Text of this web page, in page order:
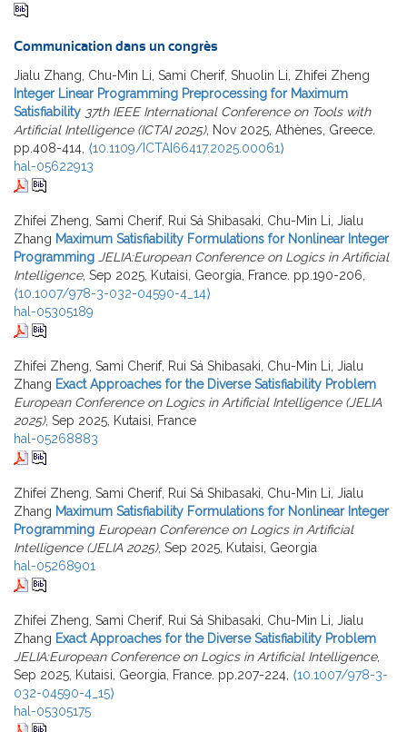
Communication dans un congrès
Jialu Zhang, Chu-Min Li, Sami Cherif, Shuolin Li, Zhifei Zheng
Integer Linear Programming Preprocessing for Maximum
Satisfiability 37th IEEE International Conference on Tools with
Artificial Intelligence (ICTAI 2025), Nov 2025, Athènes, Greece.
pp.408-414, ⟨10.1109/ICTAI66417.2025.00061⟩
hal-05622913
Zhifei Zheng, Sami Cherif, Rui Sá Shibasaki, Chu-Min Li, Jialu
Zhang Maximum Satisfiability Formulations for Nonlinear Integer
Programming JELIA:European Conference on Logics in Artificial
Intelligence, Sep 2025, Kutaisi, Georgia, France. pp.190-206,
⟨10.1007/978-3-032-04590-4_14⟩
hal-05305189
Zhifei Zheng, Sami Cherif, Rui Sá Shibasaki, Chu-Min Li, Jialu
Zhang Exact Approaches for the Diverse Satisfiability Problem
European Conference on Logics in Artificial Intelligence (JELIA
2025), Sep 2025, Kutaisi, France
hal-05268883
Zhifei Zheng, Sami Cherif, Rui Sá Shibasaki, Chu-Min Li, Jialu
Zhang Maximum Satisfiability Formulations for Nonlinear Integer
Programming European Conference on Logics in Artificial
Intelligence (JELIA 2025), Sep 2025, Kutaisi, Georgia
hal-05268901
Zhifei Zheng, Sami Cherif, Rui Sá Shibasaki, Chu-Min Li, Jialu
Zhang Exact Approaches for the Diverse Satisfiability Problem
JELIA:European Conference on Logics in Artificial Intelligence,
Sep 2025, Kutaisi, Georgia, France. pp.207-224, ⟨10.1007/978-3-
032-04590-4_15⟩
hal-05305175